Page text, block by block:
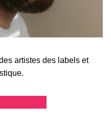
artistes des labels et